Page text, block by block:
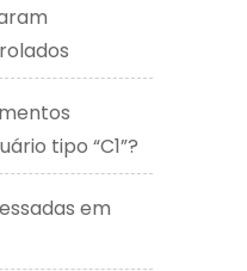
tipo “C1”?
em